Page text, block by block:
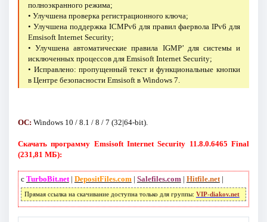
полноэкранного режима;
• Улучшена проверка регистрационного ключа;
• Улучшена поддержка ICMPv6 для правил фаервола IPv6 для
Emsisoft Internet Security;
• Улучшена автоматические правила IGMP’ для системы и
исключенных процессов для Emsisoft Internet Security;
• Исправлено: пропущенный текст и функциональные кнопки
в Центре безопасности Emsisoft в Windows 7.
ОС: Windows 10 / 8.1 / 8 / 7 (32|64-bit).
Скачать программу Emsisoft Internet Security 11.8.0.6465 Final
(231,81 МБ):
с TurboBit.net| DepositFiles.com| Salefiles.com| Hitfile.net|
Прямая ссылка на скачивание доступна только для группы: VIP-diakov.net